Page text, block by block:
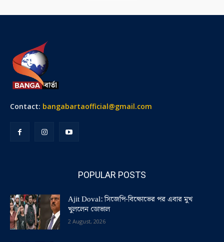
Contact: bangabartaofficial@gmail.com
POPULAR POSTS
Ajit Doval: সিজেপি-বিক্ষোভের পর এবার মুখ
খুললেন ডোভাল
2 August, 2026